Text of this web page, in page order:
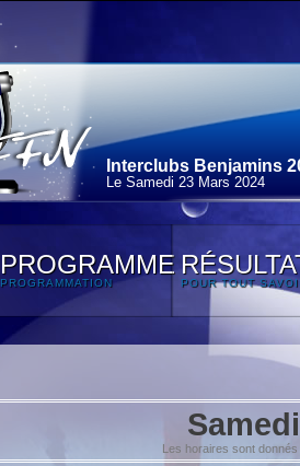
Interclubs Benjamins
Le Samedi 23 Mars 2024
PROGRAMME
PROGRAMMATION POUR TOUT
Les horaires sont